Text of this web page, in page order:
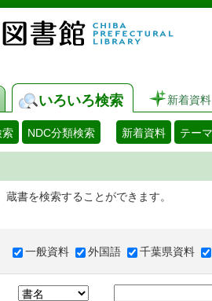
いろいろ検索 新着資料
索 NDC分類検索 新着資料 テー
書を検索することができます。
一般資料 外国語 千葉県資料